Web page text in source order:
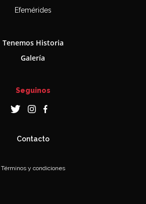
Efemérides
Tenemos Historia
Galería
Seguinos
Contacto
Términos y condiciones